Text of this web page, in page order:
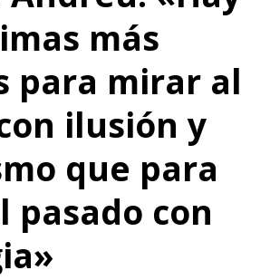
más
para mirar al
ilusión y
que para
pasado con